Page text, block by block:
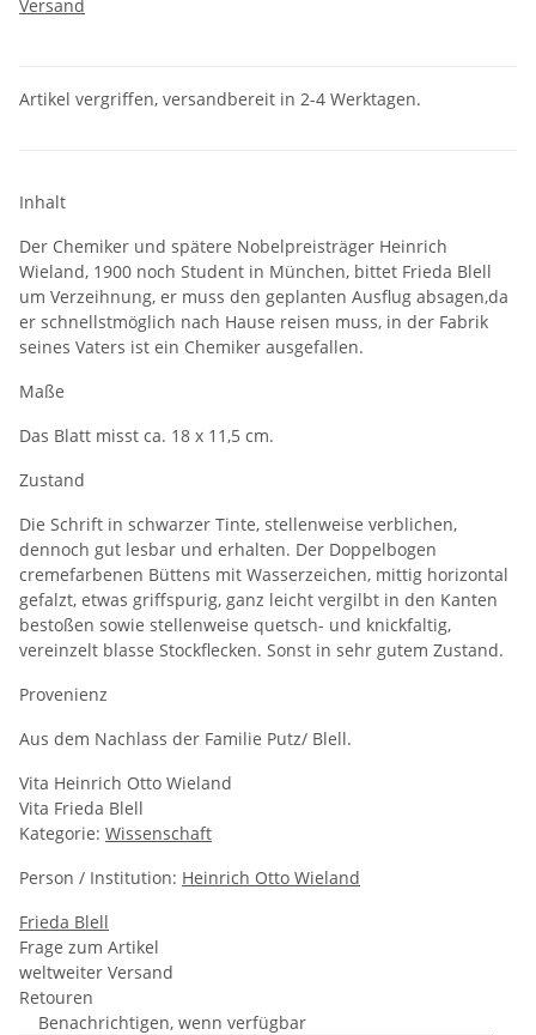
Versand
Artikel vergriffen, versandbereit in 2-4 Werktagen.
Inhalt
Der Chemiker und spätere Nobelpreisträger Heinrich
Wieland, 1900 noch Student in München, bittet Frieda Blell
um Verzeihnung, er muss den geplanten Ausflug absagen,da
er schnellstmöglich nach Hause reisen muss, in der Fabrik
seines Vaters ist ein Chemiker ausgefallen.
Maße
Das Blatt misst ca. 18 x 11,5 cm.
Zustand
Die Schrift in schwarzer Tinte, stellenweise verblichen,
dennoch gut lesbar und erhalten. Der Doppelbogen
cremefarbenen Büttens mit Wasserzeichen, mittig horizontal
gefalzt, etwas griffspurig, ganz leicht vergilbt in den Kanten
bestoßen sowie stellenweise quetsch- und knickfaltig,
vereinzelt blasse Stockflecken. Sonst in sehr gutem Zustand.
Provenienz
Aus dem Nachlass der Familie Putz/ Blell.
Vita Heinrich Otto Wieland
Vita Frieda Blell
Kategorie: Wissenschaft
Person / Institution: Heinrich Otto Wieland
Frieda Blell
Frage zum Artikel
weltweiter Versand
Retouren
Benachrichtigen, wenn verfügbar